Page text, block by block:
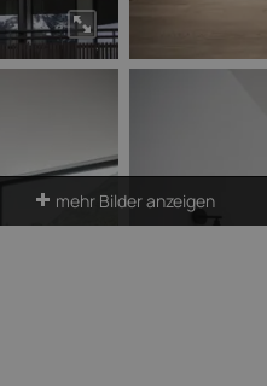
mehr Bilder anzeigen